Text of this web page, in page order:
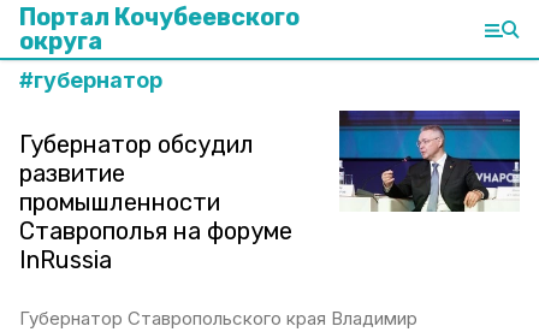
Портал Кочубеевского
округа
#губернатор
Губернатор обсудил
развитие
промышленности
Ставрополья на форуме
InRussia
Губернатор Ставропольского края Владимир